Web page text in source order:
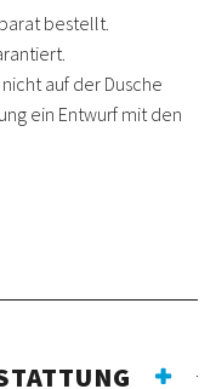
bestellt.
auf der Dusche
ein Entwurf mit den